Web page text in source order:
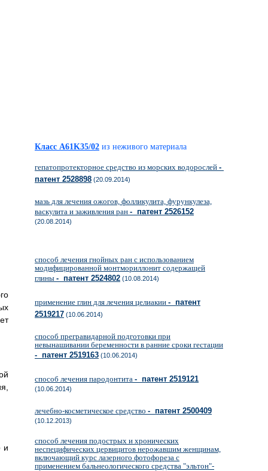
и
Класс A61K35/02 из неживого материала
гепатопротекторное средство из морских водорослей -
патент 2528898 (20.09.2014)
мазь для лечения ожогов, фолликулита, фурункулеза,
васкулита и заживления ран - патент 2526152
(20.08.2014)
способ лечения гнойных ран с использованием
модифицированной монтмориллонит содержащей
глины - патент 2524802 (10.08.2014)
применение глин для лечения целиакии - патент
2519217 (10.06.2014)
способ прегравидарной подготовки при
невынашивании беременности в ранние сроки гестации
- патент 2519163 (10.06.2014)
способ лечения пародонтита - патент 2519121
(10.06.2014)
лечебно-косметическое средство - патент 2500409
(10.12.2013)
способ лечения подострых и хронических
неспецифических цервицитов нерожавшим женщинам,
включающий курс лазерного фотофореза с
применением бальнеологического средства "эльтон"-